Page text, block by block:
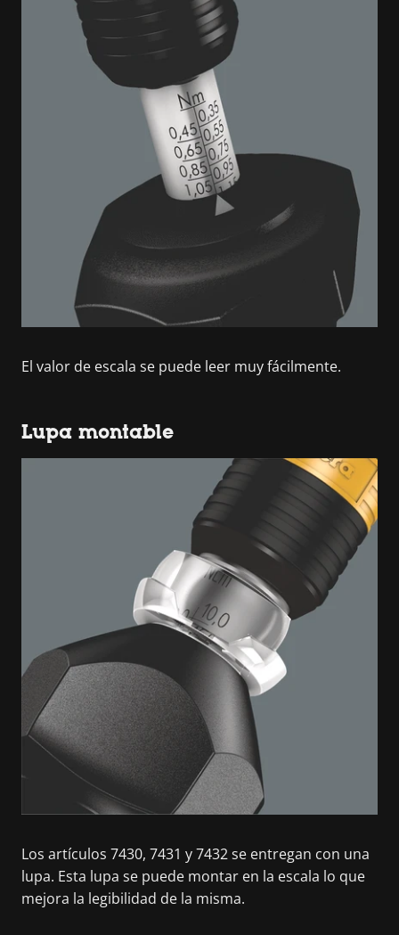
El valor de escala se puede leer muy fácilmente.
Lupa montable
Los artículos 7430, 7431 y 7432 se entregan con una
lupa. Esta lupa se puede montar en la escala lo que
mejora la legibilidad de la misma.